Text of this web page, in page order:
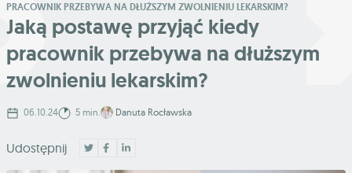
PRACOWNIK PRZEBYWA NA DŁUŻSZYM ZWOLNIENIU LEKARSKIM?
Jaką postawę przyjąć kiedy
pracownik przebywa na dłuższym
zwolnieniu lekarskim?
06.10.24 5 min. Danuta Rocławska
Udostępnij